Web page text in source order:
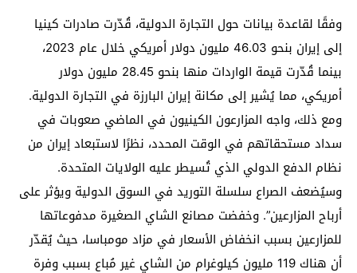
وفقًا لقاعدة بيانات حول التجارة الدولية، قُدّرت صادرات كينيا
إلى إيران بنحو 46.03 مليون دولار أمريكي خلال عام 2023،
بينما قُدّرت قيمة الواردات منها بنحو 28.45 مليون دولار
أمريكي، مما يُشير إلى مكانة إيران البارزة في التجارة الدولية.
ومع ذلك، واجه المزارعون الكينيون في الماضي صعوبات في
سداد مستحقاتهم في الوقت المحدد، نظرًا لاستبعاد إيران من
نظام الدفع الدولي الذي تُسيطر عليه الولايات المتحدة.
وسيُضعف الصراع سلسلة التوريد في السوق الدولية ويؤثر على
أرباح المزارعين”. وخفضت مصانع الشاي الصغيرة مدفوعاتها
للمزارعين بسبب انخفاض الأسعار في مزاد مومباسا، حيث يُقدّر
أن هناك 119 مليون كيلوغرام من الشاي غير مُباع بسبب وفرة